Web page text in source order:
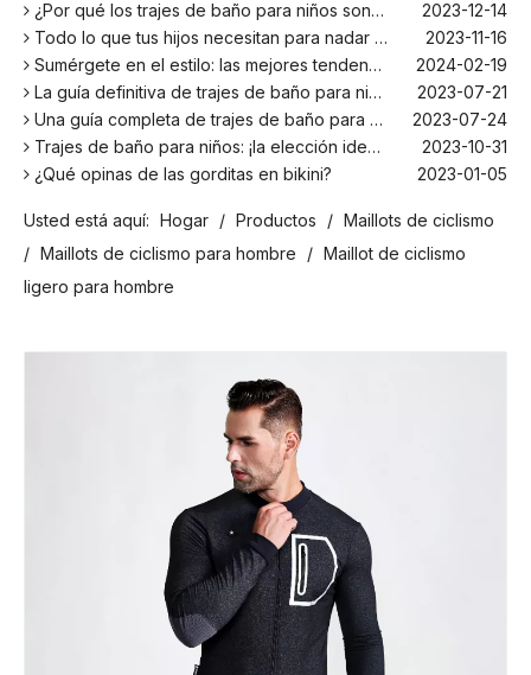
¿Por qué los trajes de baño para niños son más cómodos con elastano?
2023-12-14
Todo lo que tus hijos necesitan para nadar este verano
2023-11-16
Sumérgete en el estilo: las mejores tendencias en trajes de baño para niños de la temporada
2024-02-19
La guía definitiva de trajes de baño para niños: comodidad, diseño y seguridad
2023-07-21
Una guía completa de trajes de baño para niños: comodidad, estilo y seguridad para divertirse bajo el sol
2023-07-24
Trajes de baño para niños: ¡la elección ideal para tus hijos!
2023-10-31
¿Qué opinas de las gorditas en bikini?
2023-01-05
¡El principal fabricante de trajes de baño en Bali!
2024-02-22
¡Date un chapuzón con los trajes de baño para niños más populares de la temporada!
2024-02-02
Como cualquier otro traje, el bañador infantil: un espacio agradable para relajarse en la playa
Sumérgete en el estilo: las mejores tendencias en trajes de baño para niños de la temporada
La guía definitiva de trajes de baño para niños: comodidad, diseño y seguridad
Una guía completa de trajes de baño para niños: comodidad, estilo y seguridad para divertirse bajo el sol
Usted está aquí: Hogar / Productos / Maillots de ciclismo
/ Maillots de ciclismo para hombre / Maillot de ciclismo
ligero para hombre